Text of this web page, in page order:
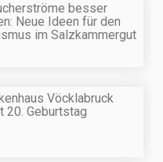
besser
Neue Ideen für den
im Salzkammergut
Vöcklabruck
20. Geburtstag